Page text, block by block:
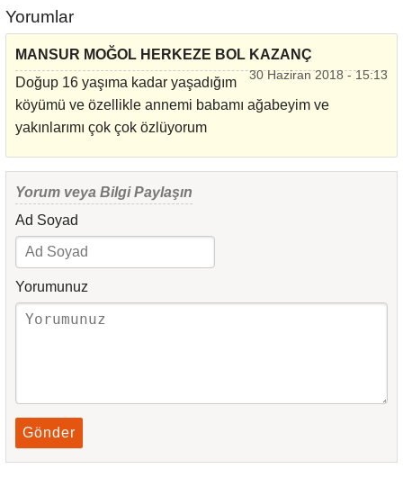
Yorumlar
MANSUR MOĞOL HERKEZE BOL KAZANÇ
30 Haziran 2018 - 15:13
Doğup 16 yaşıma kadar yaşadığım
köyümü ve özellikle annemi babamı ağabeyim ve
yakınlarımı çok çok özlüyorum
Yorum veya Bilgi Paylaşın
Ad Soyad
Yorumunuz
Gönder